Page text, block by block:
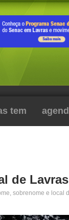
tem
de Lavras
sobrenome e local